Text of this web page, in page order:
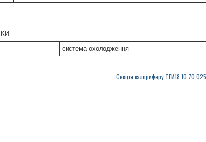
система охолодження
Секція калориферу ТЕМ18.10.70.025